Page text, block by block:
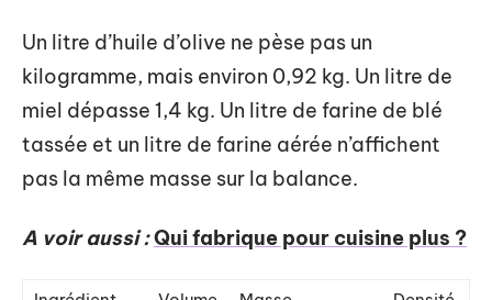
Un litre d’huile d’olive ne pèse pas un
kilogramme, mais environ 0,92 kg. Un litre de
miel dépasse 1,4 kg. Un litre de farine de blé
tassée et un litre de farine aérée n’affichent
pas la même masse sur la balance.
A voir aussi :Qui fabrique pour cuisine plus ?